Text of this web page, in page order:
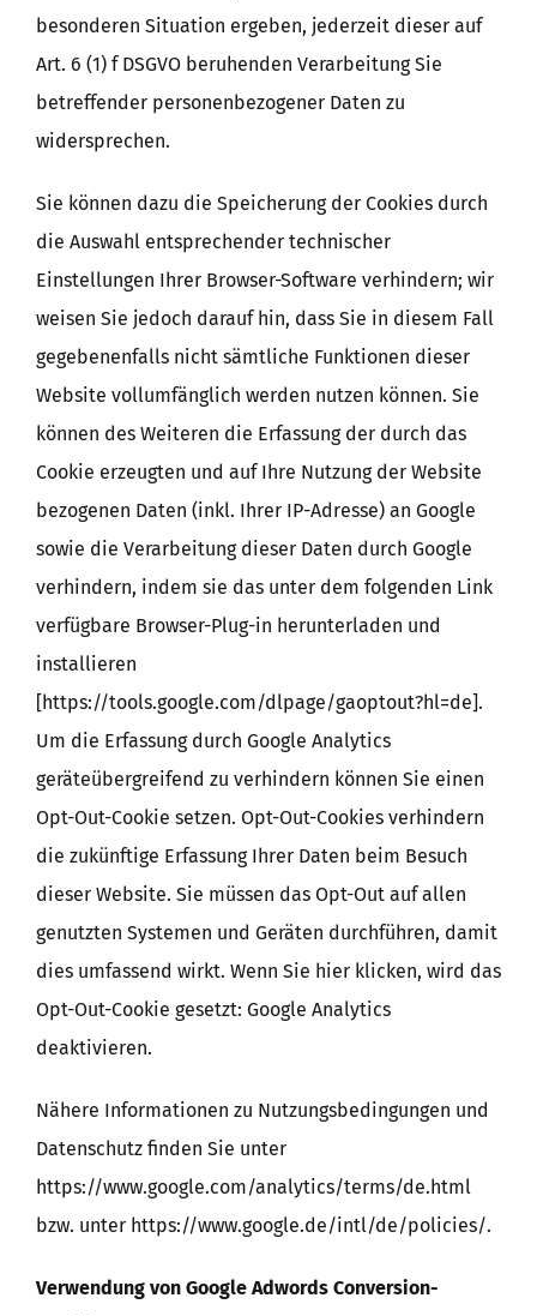
besonderen Situation ergeben, jederzeit dieser auf
Art. 6 (1) f DSGVO beruhenden Verarbeitung Sie
betreffender personenbezogener Daten zu
widersprechen.
Sie können dazu die Speicherung der Cookies durch
die Auswahl entsprechender technischer
Einstellungen Ihrer Browser-Software verhindern; wir
weisen Sie jedoch darauf hin, dass Sie in diesem Fall
gegebenenfalls nicht sämtliche Funktionen dieser
Website vollumfänglich werden nutzen können. Sie
können des Weiteren die Erfassung der durch das
Cookie erzeugten und auf Ihre Nutzung der Website
bezogenen Daten (inkl. Ihrer IP-Adresse) an Google
sowie die Verarbeitung dieser Daten durch Google
verhindern, indem sie das unter dem folgenden Link
verfügbare Browser-Plug-in herunterladen und
installieren
[https://tools.google.com/dlpage/gaoptout?hl=de].
Um die Erfassung durch Google Analytics
geräteübergreifend zu verhindern können Sie einen
Opt-Out-Cookie setzen. Opt-Out-Cookies verhindern
die zukünftige Erfassung Ihrer Daten beim Besuch
dieser Website. Sie müssen das Opt-Out auf allen
genutzten Systemen und Geräten durchführen, damit
dies umfassend wirkt. Wenn Sie hier klicken, wird das
Opt-Out-Cookie gesetzt: Google Analytics
deaktivieren.
Nähere Informationen zu Nutzungsbedingungen und
Datenschutz finden Sie unter
https://www.google.com/analytics/terms/de.html
bzw. unter https://www.google.de/intl/de/policies/.
Verwendung von Google Adwords Conversion-